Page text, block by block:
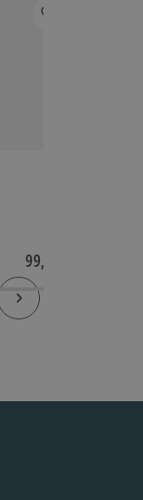
99,90 €